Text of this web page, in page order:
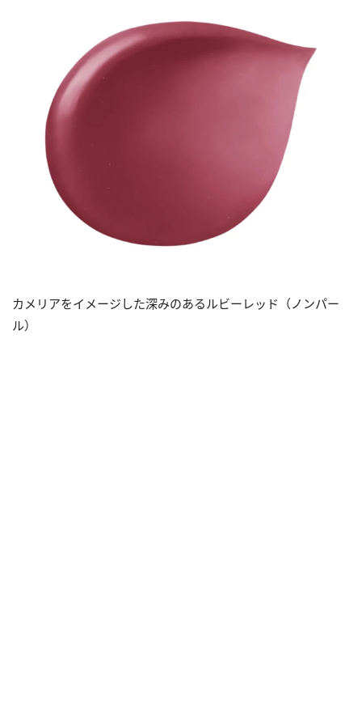
カメリアをイメージした深みのあるルビーレッド（ノンパー
ル）